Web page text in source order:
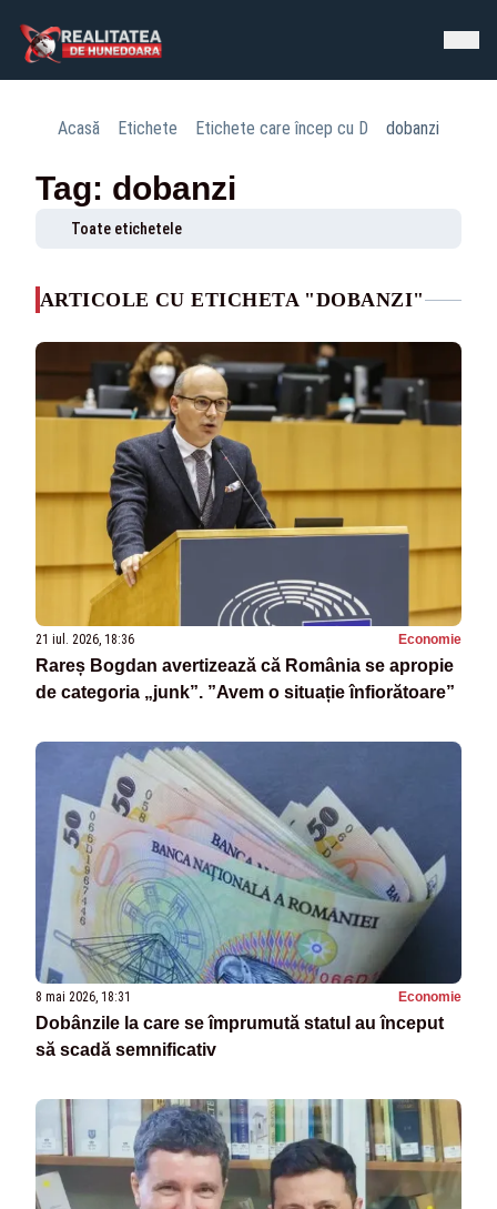
Acasă Etichete Etichete care încep cu D dobanzi
Tag: dobanzi
Toate etichetele
ARTICOLE CU ETICHETA "DOBANZI"
21 iul. 2026, 18:36 Economie
Rareș Bogdan avertizează că România se apropie
de categoria „junk”. ”Avem o situație înfiorătoare”
8 mai 2026, 18:31 Economie
Dobânzile la care se împrumută statul au început
să scadă semnificativ